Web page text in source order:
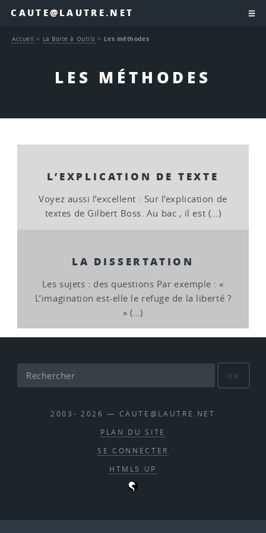
CAUTE@LAUTRE.NET
LES MÉTHODES
Accueil > La Boite à Outils > Les méthodes
L’EXPLICATION DE TEXTE
Voyez aussi l’excellent : Sur l’explication de
textes de Gilbert Boss. Au bac , il est (…)
LA DISSERTATION
Les sujets : des questions Par exemple : «
L’imagination est-elle le refuge de la liberté ?
» (…)
OK
2003- 2026 — CAUTE@LAUTRE.NET
PLAN DU SITE
SE CONNECTER
HTML5 UP